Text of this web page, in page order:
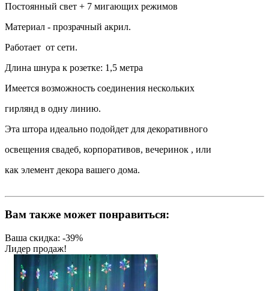
Постоянный свет + 7 мигающих режимов
Материал - прозрачный акрил.
Работает от сети.
Длина шнура к розетке: 1,5 метра
Имеется возможность соединения нескольких
гирлянд в одну линию.
Эта штора идеально подойдет для декоративного
освещения свадеб, корпоративов, вечеринок , или
как элемент декора вашего дома.
Вам также может понравиться:
Ваша скидка: -39%
Лидер продаж!